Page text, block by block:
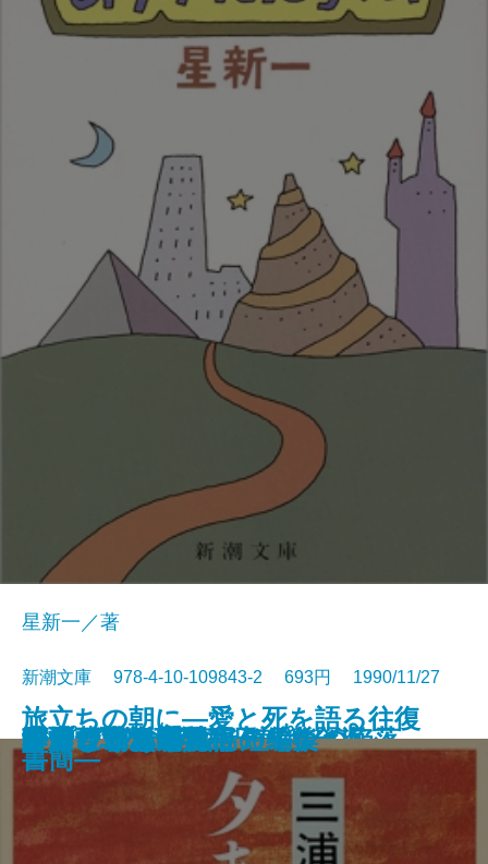
コンスタンティノープルの陥落
池波正太郎の銀座日記［全］
河童が覗いたインド
春燈
秀吉と武吉 目を上げれば海
李香蘭 私の半生
秘伝の声〔上〕
秘伝の声〔下〕
姥うかれ
ありふれた手法
星新一／著
新潮文庫 978-4-10-109843-2 693円 1990/11/27
夕あり朝あり
ランゲルハンス島の午後
方舟さくら丸
旅立ちの朝に―愛と死を語る往復
書簡―
本所しぐれ町物語
かくれさと苦界行
フィツジェラルド短編集
カンヴァスの柩
リプレイ
酔いどれ次郎八